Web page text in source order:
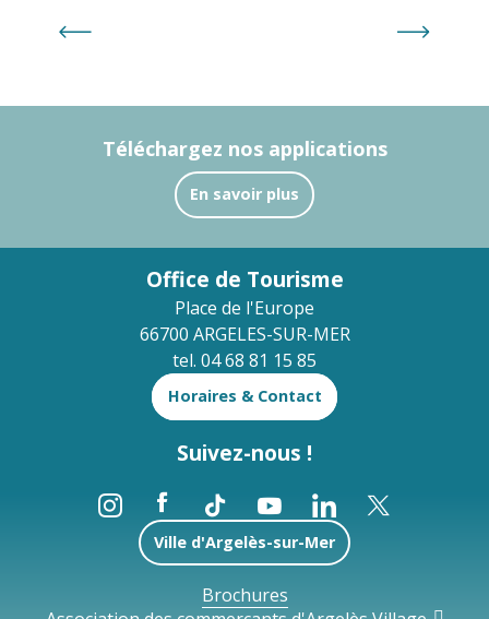
Téléchargez nos applications
En savoir plus
Office de Tourisme
Place de l'Europe
66700 ARGELES-SUR-MER
tel. 04 68 81 15 85
Horaires & Contact
Suivez-nous !
Ville d'Argelès-sur-Mer
Brochures